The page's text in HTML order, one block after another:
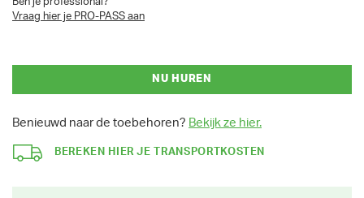
Vraag hier je PRO-PASS aan
NU HUREN
Benieuwd naar de toebehoren? Bekijk ze hier.
BEREKEN HIER JE TRANSPORTKOSTEN